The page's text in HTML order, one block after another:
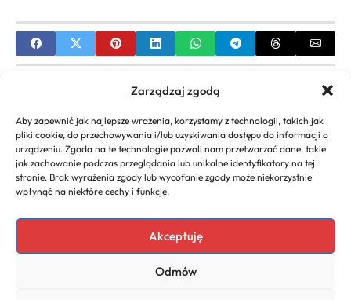
Zarządzaj zgodą
Aby zapewnić jak najlepsze wrażenia, korzystamy z technologii, takich jak
pliki cookie, do przechowywania i/lub uzyskiwania dostępu do informacji o
urządzeniu. Zgoda na te technologie pozwoli nam przetwarzać dane, takie
jak zachowanie podczas przeglądania lub unikalne identyfikatory na tej
stronie. Brak wyrażenia zgody lub wycofanie zgody może niekorzystnie
wpłynąć na niektóre cechy i funkcje.
Akceptuję
Odmów
Prosty przepis na napój cytrynowy z imbirem i
miodem (krok po kroku)
NEXT
Proste przepisy na tosty na kolację | Pomysły i
Copyright 2026. All rights